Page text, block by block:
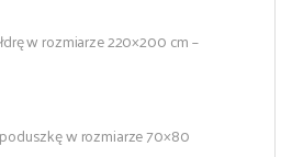
w rozmiarze 220×200 cm –
w rozmiarze 70×80